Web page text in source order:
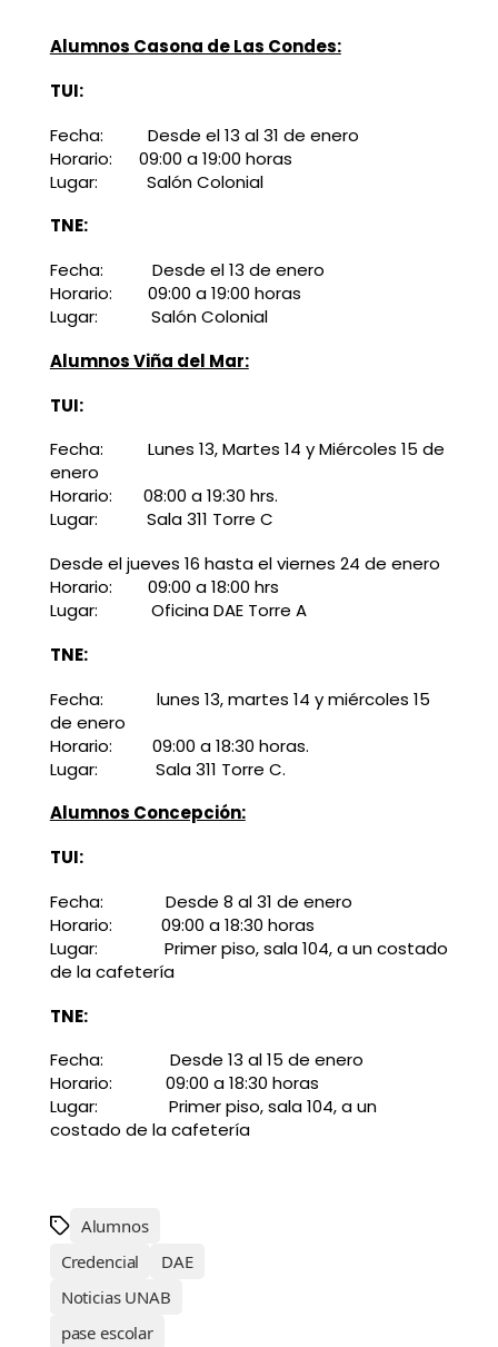
Alumnos Casona de Las Condes:
TUI:
Fecha: Desde el 13 al 31 de enero
Horario: 09:00 a 19:00 horas
Lugar: Salón Colonial
TNE:
Fecha: Desde el 13 de enero
Horario: 09:00 a 19:00 horas
Lugar: Salón Colonial
Alumnos Viña del Mar:
TUI:
Fecha: Lunes 13, Martes 14 y Miércoles 15 de
enero
Horario: 08:00 a 19:30 hrs.
Lugar: Sala 311 Torre C
Desde el jueves 16 hasta el viernes 24 de enero
Horario: 09:00 a 18:00 hrs
Lugar: Oficina DAE Torre A
TNE:
Fecha: lunes 13, martes 14 y miércoles 15
de enero
Horario: 09:00 a 18:30 horas.
Lugar: Sala 311 Torre C.
Alumnos Concepción:
TUI:
Fecha: Desde 8 al 31 de enero
Horario: 09:00 a 18:30 horas
Lugar: Primer piso, sala 104, a un costado
de la cafetería
TNE:
Fecha: Desde 13 al 15 de enero
Horario: 09:00 a 18:30 horas
Lugar: Primer piso, sala 104, a un
costado de la cafetería
Alumnos
Credencial
DAE
Noticias UNAB
pase escolar